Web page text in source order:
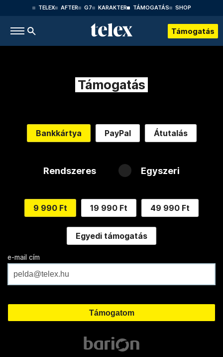
TELEX AFTER G7 KARAKTER TÁMOGATÁS SHOP
Támogatás
Támogatás
Bankkártya PayPal Átutalás
Rendszeres Egyszeri
9 990 Ft 19 990 Ft 49 990 Ft
Egyedi támogatás
e-mail cím